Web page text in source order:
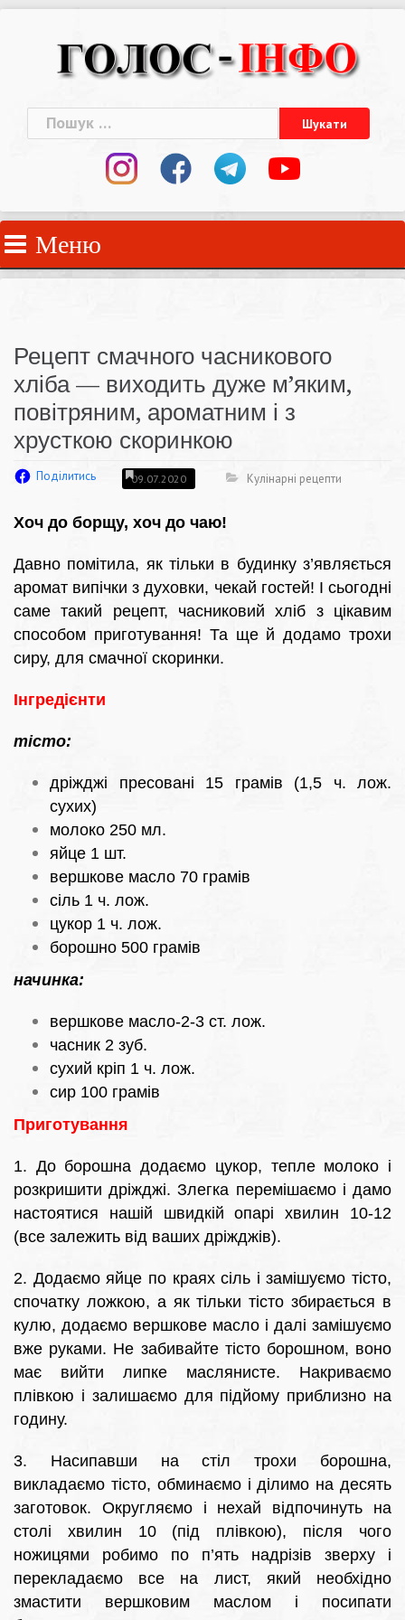
Пошук:
Меню
Рецепт смачного часникового
хліба — виходить дуже м’яким,
повітряним, ароматним і з
хрусткою скоринкою
Поділитись 09.07.2020 Кулінарні рецепти
Хоч до борщу, хоч до чаю!
Давно помітила, як тільки в будинку з’являється
аромат випічки з духовки, чекай гостей! І сьогодні
саме такий рецепт, часниковий хліб з цікавим
способом приготування! Та ще й додамо трохи
сиру, для смачної скоринки.
Інгредієнти
тісто:
дріжджі пресовані 15 грамів (1,5 ч. лож.
сухих)
молоко 250 мл.
яйце 1 шт.
вершкове масло 70 грамів
сіль 1 ч. лож.
цукор 1 ч. лож.
борошно 500 грамів
начинка:
вершкове масло-2-3 ст. лож.
часник 2 зуб.
сухий кріп 1 ч. лож.
сир 100 грамів
Приготування
1. До борошна додаємо цукор, тепле молоко і
розкришити дріжджі. Злегка перемішаємо і дамо
настоятися нашій швидкій опарі хвилин 10-12
(все залежить від ваших дріжджів).
2. Додаємо яйце по краях сіль і замішуємо тісто,
спочатку ложкою, а як тільки тісто збирається в
кулю, додаємо вершкове масло і далі замішуємо
вже руками. Не забивайте тісто борошном, воно
має вийти липке маслянисте. Накриваємо
плівкою і залишаємо для підйому приблизно на
годину.
3. Насипавши на стіл трохи борошна,
викладаємо тісто, обминаємо і ділимо на десять
заготовок. Округляємо і нехай відпочинуть на
столі хвилин 10 (під плівкою), після чого
ножицями робимо по п’ять надрізів зверху і
перекладаємо все на лист, який необхідно
змастити вершковим маслом і посипати